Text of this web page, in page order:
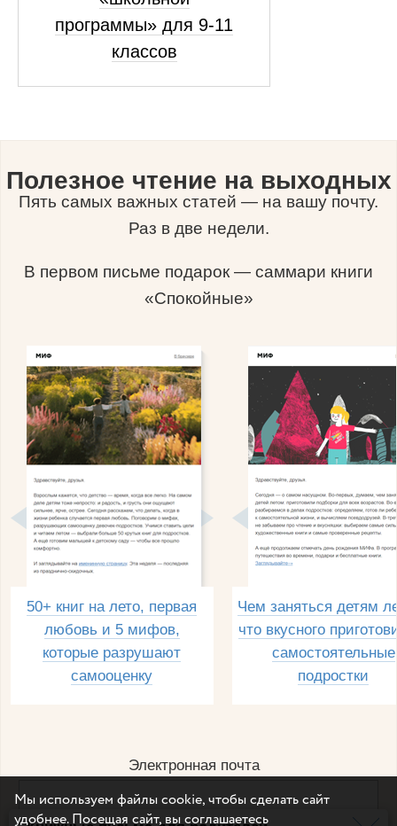
программы» для 9-11
классов
Полезное чтение на выходных
Пять самых важных статей — на вашу почту.
Раз в две недели.
В первом письме подарок — саммари книги
«Спокойные»
50+ книг на лето, первая
любовь и 5 мифов,
которые разрушают
самооценку
Чем заняться детям
что вкусного
самостоятельные
подростки
Электронная почта
Мы используем файлы cookie, чтобы сделать сайт
удобнее. Посещая сайт, вы соглашаетесь